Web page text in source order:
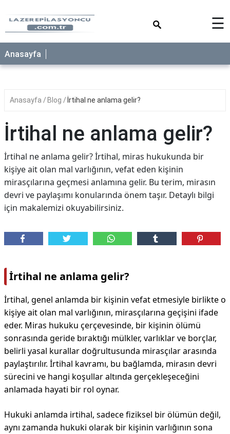
☰
Anasayfa
Anasayfa Blog İrtihal ne anlama gelir?
İrtihal ne anlama gelir?
İrtihal ne anlama gelir? İrtihal, miras hukukunda bir
kişiye ait olan mal varlığının, vefat eden kişinin
mirasçılarına geçmesi anlamına gelir. Bu terim, mirasın
devri ve paylaşımı konularında önem taşır. Detaylı bilgi
için makalemizi okuyabilirsiniz.
İrtihal ne anlama gelir?
İrtihal, genel anlamda bir kişinin vefat etmesiyle birlikte o
kişiye ait olan mal varlığının, mirasçılarına geçişini ifade
eder. Miras hukuku çerçevesinde, bir kişinin ölümü
sonrasında geride bıraktığı mülkler, varlıklar ve borçlar,
belirli yasal kurallar doğrultusunda mirasçılar arasında
paylaştırılır. İrtihal kavramı, bu bağlamda, mirasın devri
sürecini ve hangi koşullar altında gerçekleşeceğini
anlamada hayati bir rol oynar.
Hukuki anlamda irtihal, sadece fiziksel bir ölümün değil,
aynı zamanda hukuki olarak bir kişinin varlığının sona